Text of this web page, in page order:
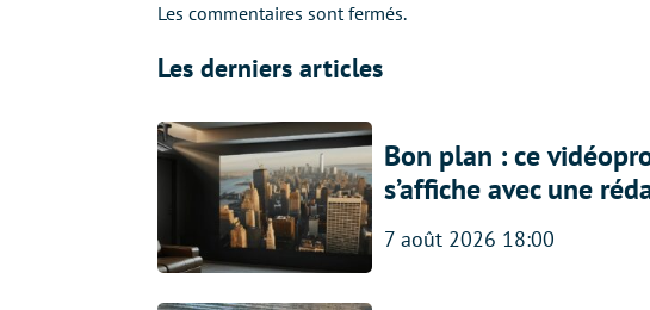
Les commentaires sont fermés.
Les derniers articles
Bon plan : ce
s’affiche avec une
7 août 2026 18:00